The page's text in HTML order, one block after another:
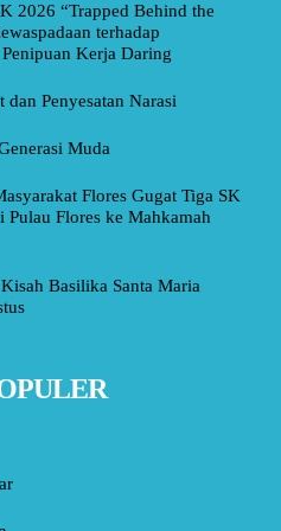
2026 “Trapped Behind the
terhadap
Kerja Daring
dan Penyesatan Narasi
Muda
Flores Gugat Tiga SK
Flores ke Mahkamah
Basilika Santa Maria